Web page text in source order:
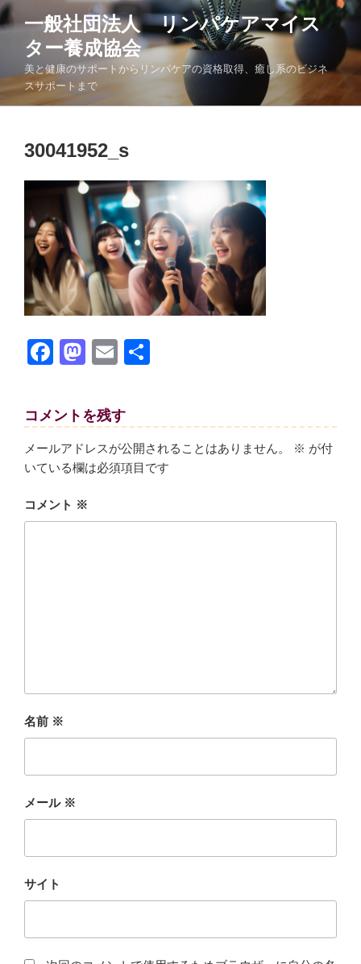
コ
ン
へ
一般社団法人 リンパケアマイス
ター養成協会
美と健康のサポートからリンパケアの資格取得、癒し系のビジネ
スサポートまで
30041952_s
F
c
e
b
o
o
M
st
o
d
o
n
E
ail
コメントを残す
メールアドレスが公開されることはありません。 ※ が付
いている欄は必須項目です
コメント ※
名前 ※
メール ※
サイト